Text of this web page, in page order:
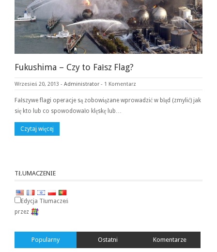
Fukushima – Czy to Fałsz Flag?
Wrzesień 20, 2013 - Administrator - 1 Komentarz
Fałszywe flagi operacje są zobowiązane wprowadzić w błąd (zmylić) jak
się kto lub co spowodowało klęskę lub…
Czytaj więcej
TŁUMACZENIE
Edycja Tłumaczeń
przez
Popularny Ostatni Komentarze